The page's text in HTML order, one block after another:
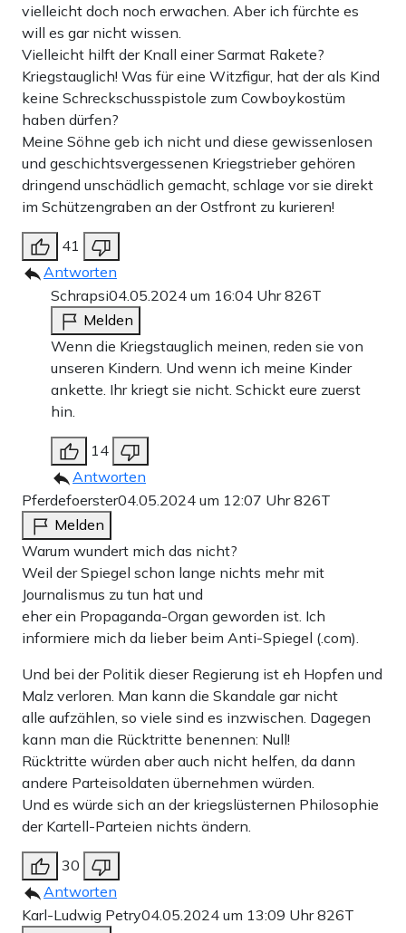
vielleicht doch noch erwachen. Aber ich fürchte es
will es gar nicht wissen.
Vielleicht hilft der Knall einer Sarmat Rakete?
Kriegstauglich! Was für eine Witzfigur, hat der als Kind
keine Schreckschusspistole zum Cowboykostüm
haben dürfen?
Meine Söhne geb ich nicht und diese gewissenlosen
und geschichtsvergessenen Kriegstrieber gehören
dringend unschädlich gemacht, schlage vor sie direkt
im Schützengraben an der Ostfront zu kurieren!
41
Antworten
Schrapsi04.05.2024 um 16:04 Uhr826T
Melden
Wenn die Kriegstauglich meinen, reden sie von
unseren Kindern. Und wenn ich meine Kinder
ankette. Ihr kriegt sie nicht. Schickt eure zuerst
hin.
14
Antworten
Pferdefoerster04.05.2024 um 12:07 Uhr826T
Melden
Warum wundert mich das nicht?
Weil der Spiegel schon lange nichts mehr mit
Journalismus zu tun hat und
eher ein Propaganda-Organ geworden ist. Ich
informiere mich da lieber beim Anti-Spiegel (.com).
Und bei der Politik dieser Regierung ist eh Hopfen und
Malz verloren. Man kann die Skandale gar nicht
alle aufzählen, so viele sind es inzwischen. Dagegen
kann man die Rücktritte benennen: Null!
Rücktritte würden aber auch nicht helfen, da dann
andere Parteisoldaten übernehmen würden.
Und es würde sich an der kriegslüsternen Philosophie
der Kartell-Parteien nichts ändern.
30
Antworten
Karl-Ludwig Petry04.05.2024 um 13:09 Uhr826T